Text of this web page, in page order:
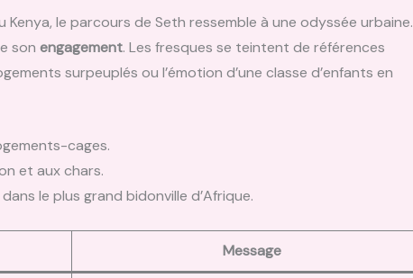
Kenya, le parcours de Seth ressemble à une odyssée urbaine.
son engagement. Les fresques se teintent de références
surpeuplés ou l’émotion d’une classe d’enfants en
cages.
et aux chars.
le plus grand bidonville d’Afrique.
Message